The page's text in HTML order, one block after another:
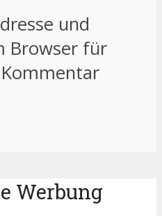
und
Browser für
Werbung